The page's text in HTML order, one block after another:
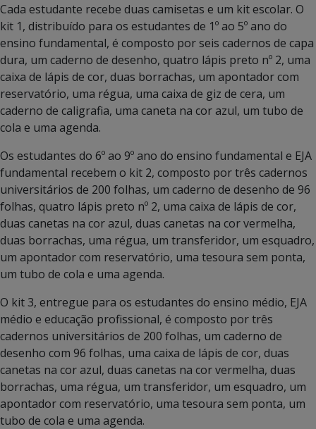
Cada estudante recebe duas camisetas e um kit escolar. O
kit 1, distribuído para os estudantes de 1º ao 5º ano do
ensino fundamental, é composto por seis cadernos de capa
dura, um caderno de desenho, quatro lápis preto nº 2, uma
caixa de lápis de cor, duas borrachas, um apontador com
reservatório, uma régua, uma caixa de giz de cera, um
caderno de caligrafia, uma caneta na cor azul, um tubo de
cola e uma agenda.
Os estudantes do 6º ao 9º ano do ensino fundamental e EJA
fundamental recebem o kit 2, composto por três cadernos
universitários de 200 folhas, um caderno de desenho de 96
folhas, quatro lápis preto nº 2, uma caixa de lápis de cor,
duas canetas na cor azul, duas canetas na cor vermelha,
duas borrachas, uma régua, um transferidor, um esquadro,
um apontador com reservatório, uma tesoura sem ponta,
um tubo de cola e uma agenda.
O kit 3, entregue para os estudantes do ensino médio, EJA
médio e educação profissional, é composto por três
cadernos universitários de 200 folhas, um caderno de
desenho com 96 folhas, uma caixa de lápis de cor, duas
canetas na cor azul, duas canetas na cor vermelha, duas
borrachas, uma régua, um transferidor, um esquadro, um
apontador com reservatório, uma tesoura sem ponta, um
tubo de cola e uma agenda.